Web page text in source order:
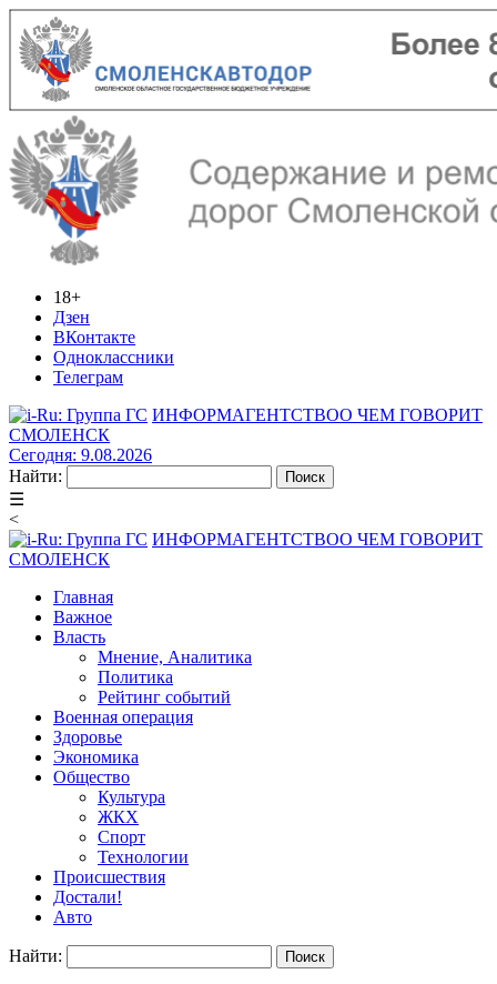
18+
Дзен
ВКонтакте
Одноклассники
Телеграм
ИНФОРМАГЕНТСТВОО ЧЕМ ГОВОРИТ
СМОЛЕНСК
Сегодня: 9.08.2026
Найти:
☰
<
ИНФОРМАГЕНТСТВОО ЧЕМ ГОВОРИТ
СМОЛЕНСК
Главная
Важное
Власть
Мнение, Аналитика
Политика
Рейтинг событий
Военная операция
Здоровье
Экономика
Общество
Культура
ЖКХ
Спорт
Технологии
Происшествия
Достали!
Авто
Найти: